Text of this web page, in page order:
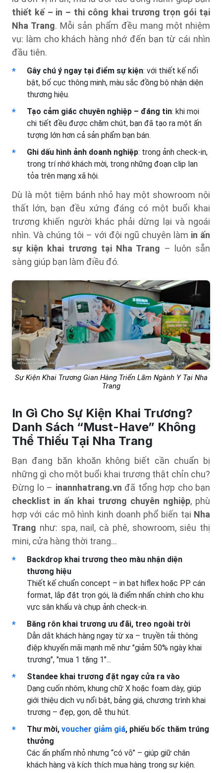
thiết kế – in – thi công khai trương trọn gói tại
Nha Trang. Mỗi sản phẩm đều mang một nhiệm
vụ: làm cho khách hàng nhớ đến bạn từ cái nhìn
đầu tiên.
Gây chú ý ngay tại điểm sự kiện: với thiết kế nổi
bật, bố cục thông minh, màu sắc đồng bộ nhận diện
thương hiệu.
Tạo cảm giác chuyên nghiệp – đáng tin: khi mọi
chi tiết đều được chăm chút, bạn đã tạo ra một ấn
tượng lớn hơn cả sản phẩm bạn bán.
Ghi dấu hình ảnh doanh nghiệp: trong ảnh check-in,
trong trí nhớ khách mời, trong những đoạn clip lan
tỏa trên mạng xã hội.
Dù là một tiệm bánh nhỏ hay một showroom nội
thất lớn, bạn đều xứng đáng có một buổi khai
trương khiến người khác phải dừng lại và ngoái
nhìn. Và chúng tôi – với đội ngũ chuyên làm in ấn
sự kiện khai trương tại Nha Trang – luôn sẵn
sàng giúp bạn làm điều đó.
Sự Kiện Khai Trương Gian Hàng Triển Lãm Ngành Y Tại Nha
Trang
In Gì Cho Sự Kiện Khai Trương?
Danh Sách “Must-Have” Không
Thể Thiếu Tại Nha Trang
Bạn đang băn khoăn không biết cần chuẩn bị
những gì cho một buổi khai trương thật chỉn chu?
Đừng lo – inannhatrang.vn đã tổng hợp cho bạn
checklist in ấn khai trương chuyên nghiệp, phù
hợp với các mô hình kinh doanh phổ biến tại Nha
Trang như: spa, nail, cà phê, showroom, siêu thị
mini, cửa hàng thời trang...
Backdrop khai trương theo màu nhận diện
thương hiệu
Thiết kế chuẩn concept – in bạt hiflex hoặc PP cán
format, lắp đặt trọn gói, là điểm nhấn chính cho khu
vực sân khấu và chụp ảnh check-in.
Băng rôn khai trương ưu đãi, treo ngoài trời
Dẫn dắt khách hàng ngay từ xa – truyền tải thông
điệp khuyến mãi mạnh mẽ như "giảm 50% ngày khai
trương", "mua 1 tặng 1"...
Standee khai trương đặt ngay cửa ra vào
Dạng cuốn nhôm, khung chữ X hoặc foam dày, giúp
giới thiệu dịch vụ nổi bật, bảng giá, chương trình khai
trương – đẹp, gọn, dễ thu hút.
Thư mời, voucher giảm giá, phiếu bốc thăm trúng
thưởng
Các ấn phẩm nhỏ nhưng “có võ” – giúp giữ chân
khách hàng và kích thích mua hàng trong sự kiện.